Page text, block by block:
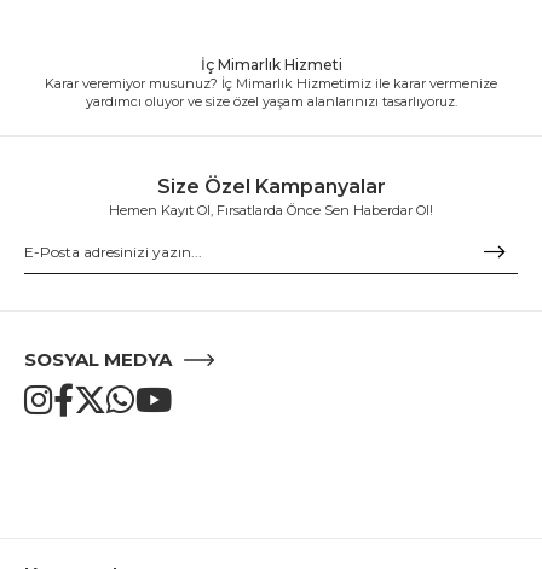
İç Mimarlık Hizmeti
Karar veremiyor musunuz? İç Mimarlık Hizmetimiz ile karar vermenize
yardımcı oluyor ve size özel yaşam alanlarınızı tasarlıyoruz.
Size Özel Kampanyalar
Hemen Kayıt Ol, Fırsatlarda Önce Sen Haberdar Ol!
SOSYAL MEDYA